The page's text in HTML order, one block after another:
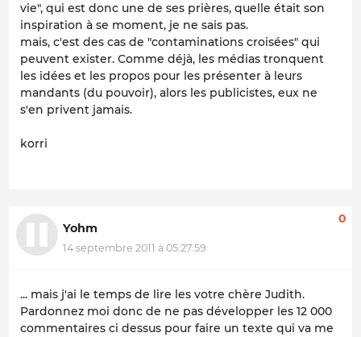
vie", qui est donc une de ses prières, quelle était son
inspiration à se moment, je ne sais pas.
mais, c'est des cas de "contaminations croisées" qui
peuvent exister. Comme déjà, les médias tronquent
les idées et les propos pour les présenter à leurs
mandants (du pouvoir), alors les publicistes, eux ne
s'en privent jamais.
korri
Yohm
14 septembre 2011 à 05:27:59
0
... mais j'ai le temps de lire les votre chère Judith.
Pardonnez moi donc de ne pas développer les 12 000
commentaires ci dessus pour faire un texte qui va me